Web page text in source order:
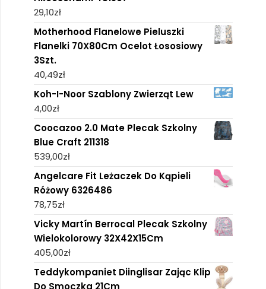
29,10zł
Motherhood Flanelowe Pieluszki
Flanelki 70X80Cm Ocelot Łososiowy
3Szt.
40,49zł
Koh-I-Noor Szablony Zwierząt Lew
4,00zł
Coocazoo 2.0 Mate Plecak Szkolny
Blue Craft 211318
539,00zł
Angelcare Fit Leżaczek Do Kąpieli
Różowy 6326486
78,75zł
Vicky Martín Berrocal Plecak Szkolny
Wielokolorowy 32X42X15Cm
405,00zł
Teddykompaniet Diinglisar Zając Klip
Do Smoczka 21Cm